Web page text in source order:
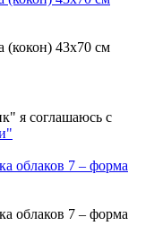
(кокон) 43х70 см
я соглашаюсь с
облаков 7 – форма
облаков 7 – форма